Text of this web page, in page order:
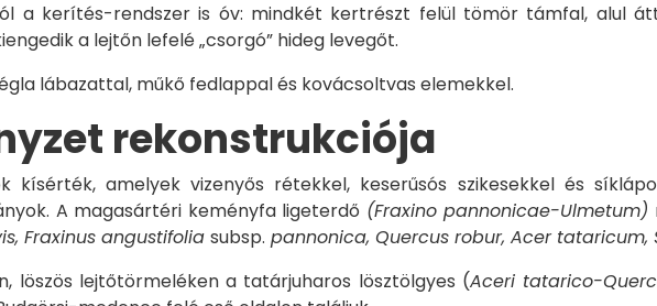
a kerítés-rendszer is óv: mindkét kertrészt felül tömör támfal, alul
a lejtőn lefelé „csorgó” hideg levegőt.
lábazattal, műkő fedlappal és kovácsoltvas elemekkel.
rekonstrukciója
amelyek vizenyős rétekkel, keserűsós szikesekkel és
A magasártéri keményfa ligeterdő (Fraxino pannonicae-Ulmetum)
Fraxinus angustifolia subsp. pannonica, Quercus robur, Acer tataricum,
löszös lejtőtörmeléken a tatárjuharos lösztölgyes (Aceri tatarico-